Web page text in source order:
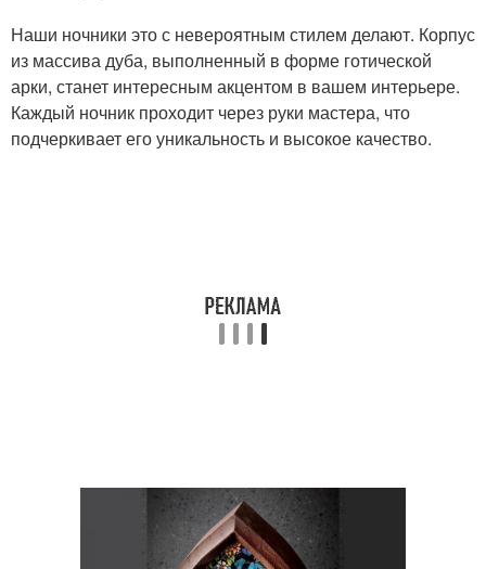
Наши ночники это с невероятным стилем делают. Корпус
из массива дуба, выполненный в форме готической
арки, станет интересным акцентом в вашем интерьере.
Каждый ночник проходит через руки мастера, что
подчеркивает его уникальность и высокое качество.